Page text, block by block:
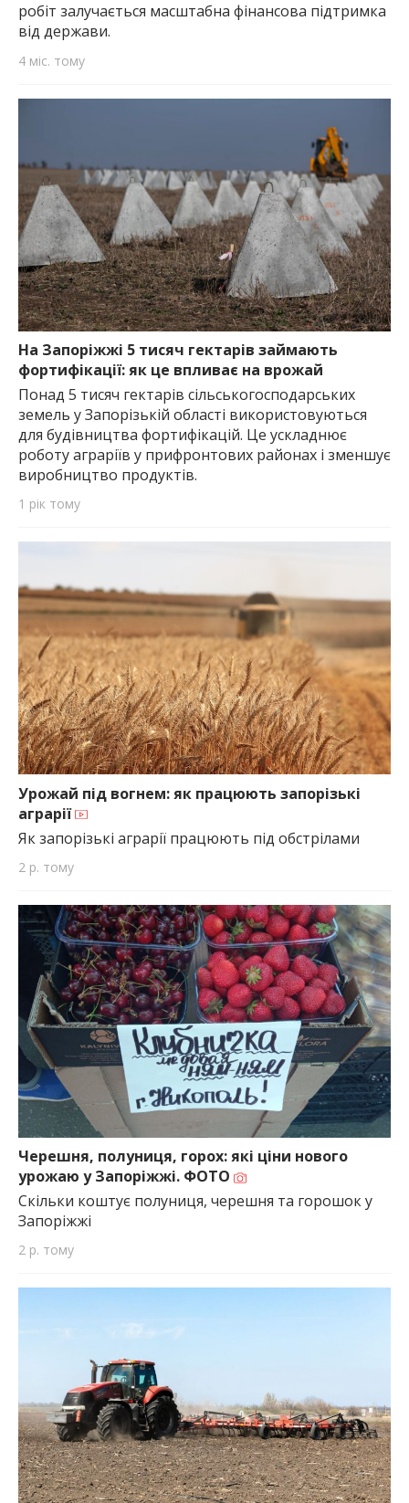
робіт залучається масштабна фінансова підтримка
від держави.
4 міс. тому
На Запоріжжі 5 тисяч гектарів займають
фортифікації: як це впливає на врожай
Понад 5 тисяч гектарів сільськогосподарських
земель у Запорізькій області використовуються
для будівництва фортифікацій. Це ускладнює
роботу аграріїв у прифронтових районах і зменшує
виробництво продуктів.
1 рік тому
Урожай під вогнем: як працюють запорізькі
аграрії
Як запорізькі аграрії працюють під обстрілами
2 р. тому
Черешня, полуниця, горох: які ціни нового
урожаю у Запоріжжі. ФОТО
Скільки коштує полуниця, черешня та горошок у
Запоріжжі
2 р. тому